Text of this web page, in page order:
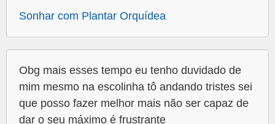
Sonhar com Plantar Orquídea
Obg mais esses tempo eu tenho duvidado de
mim mesmo na escolinha tô andando tristes sei
que posso fazer melhor mais não ser capaz de
dar o seu máximo é frustrante